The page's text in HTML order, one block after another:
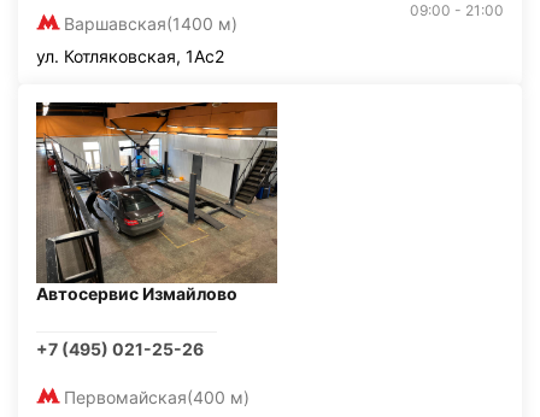
Варшавская(1400 м)
09:00 - 21:00
ул. Котляковская, 1Ас2
Автосервис Измайлово
+7 (495) 021-25-26
Первомайская(400 м)